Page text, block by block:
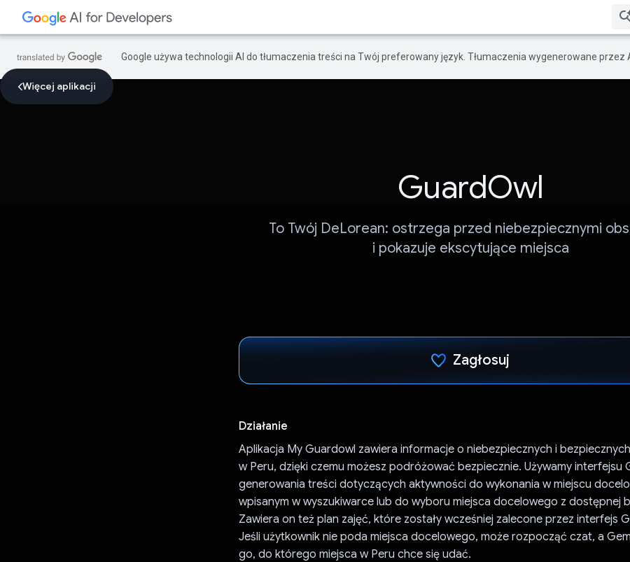
Google używa technologii AI do tłumaczenia treści na Twój preferowany język. Tłumaczenia wygenerowane przez
Więcej aplikacji
GuardOwl
To Twój DeLorean: ostrzega przed niebezpiecznymi
i pokazuje ekscytujące miejsca
Zagłosuj
Działanie
Aplikacja My Guardowl zawiera informacje o niebezpiecznych i
w Peru, dzięki czemu możesz podróżować bezpiecznie. Używamy interfejsu
generowania treści dotyczących aktywności do wykonania w miejscu
wpisanym w wyszukiwarce lub do wyboru miejsca docelowego z dostępnej
Zawiera on też plan zajęć, które zostały wcześniej zalecone przez interfejs
Jeśli użytkownik nie poda miejsca docelowego, może rozpocząć czat, a
go, do którego miejsca w Peru chce się udać.